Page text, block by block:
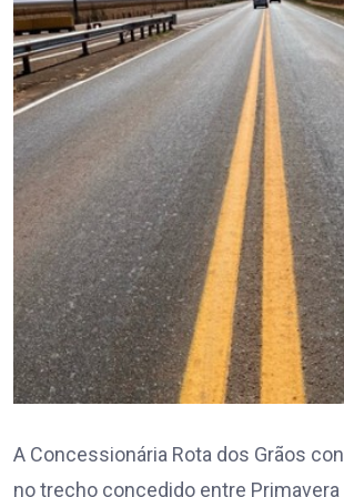
A Concessionária Rota dos Grãos
no trecho concedido entre